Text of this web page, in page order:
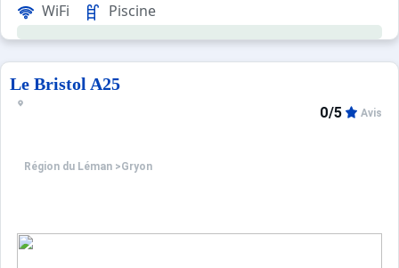
WiFi Piscine
Le Bristol A25
Région du Léman >Gryon
0/5 Avis